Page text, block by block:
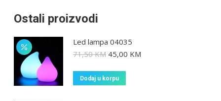
Ostali proizvodi
Led lampa 04035
71,50KM 45,00 KM
Dodaj u korpu